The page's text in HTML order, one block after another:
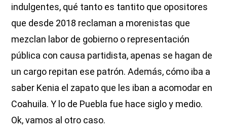
indulgentes, qué tanto es tantito que opositores
que desde 2018 reclaman a morenistas que
mezclan labor de gobierno o representación
pública con causa partidista, apenas se hagan de
un cargo repitan ese patrón. Además, cómo iba a
saber Kenia el zapato que les iban a acomodar en
Coahuila. Y lo de Puebla fue hace siglo y medio.
Ok, vamos al otro caso.